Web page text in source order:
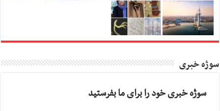
سوژه خبری
سوژه خبری خود را برای ما بفرستید